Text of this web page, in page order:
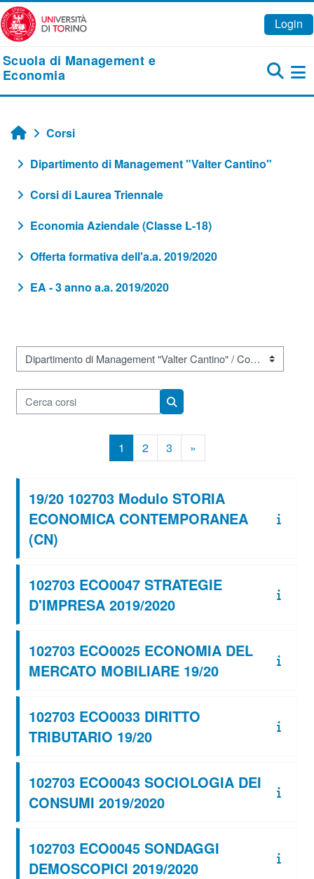
Vai al contenuto principale
Login
Scuola di Management e
Economia
Home
Corsi
Dipartimento di Management "Valter Cantino"
Corsi di Laurea Triennale
Economia Aziendale (Classe L-18)
Offerta formativa dell'a.a. 2019/2020
EA - 3 anno a.a. 2019/2020
Categorie di corso
Cerca corsi
Cerca corsi
1 Pagina 1
2Pagina 2
3Pagina 3
»Pagina successiva
19/20 102703 Modulo STORIA
ECONOMICA CONTEMPORANEA
(CN)
102703 ECO0047 STRATEGIE
D'IMPRESA 2019/2020
102703 ECO0025 ECONOMIA DEL
MERCATO MOBILIARE 19/20
102703 ECO0033 DIRITTO
TRIBUTARIO 19/20
102703 ECO0043 SOCIOLOGIA DEI
CONSUMI 2019/2020
102703 ECO0045 SONDAGGI
DEMOSCOPICI 2019/2020